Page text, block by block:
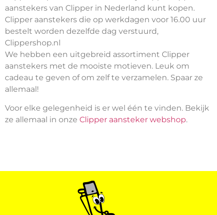
aanstekers van Clipper in Nederland kunt kopen.
Clipper aanstekers die op werkdagen voor 16.00 uur
bestelt worden dezelfde dag verstuurd,
Clippershop.nl
We hebben een uitgebreid assortiment Clipper
aanstekers met de mooiste motieven. Leuk om
cadeau te geven of om zelf te verzamelen. Spaar ze
allemaal!
Voor elke gelegenheid is er wel één te vinden. Bekijk
ze allemaal in onze Clipper aansteker webshop.